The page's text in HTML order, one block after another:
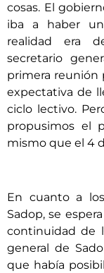
cosas. El
iba a haber
realidad era
secretario
primera reunión
expectativa de
ciclo lectivo.
propusimos el
mismo que el 4
En cuanto a
Sadop, se
continuidad de
general de
que había